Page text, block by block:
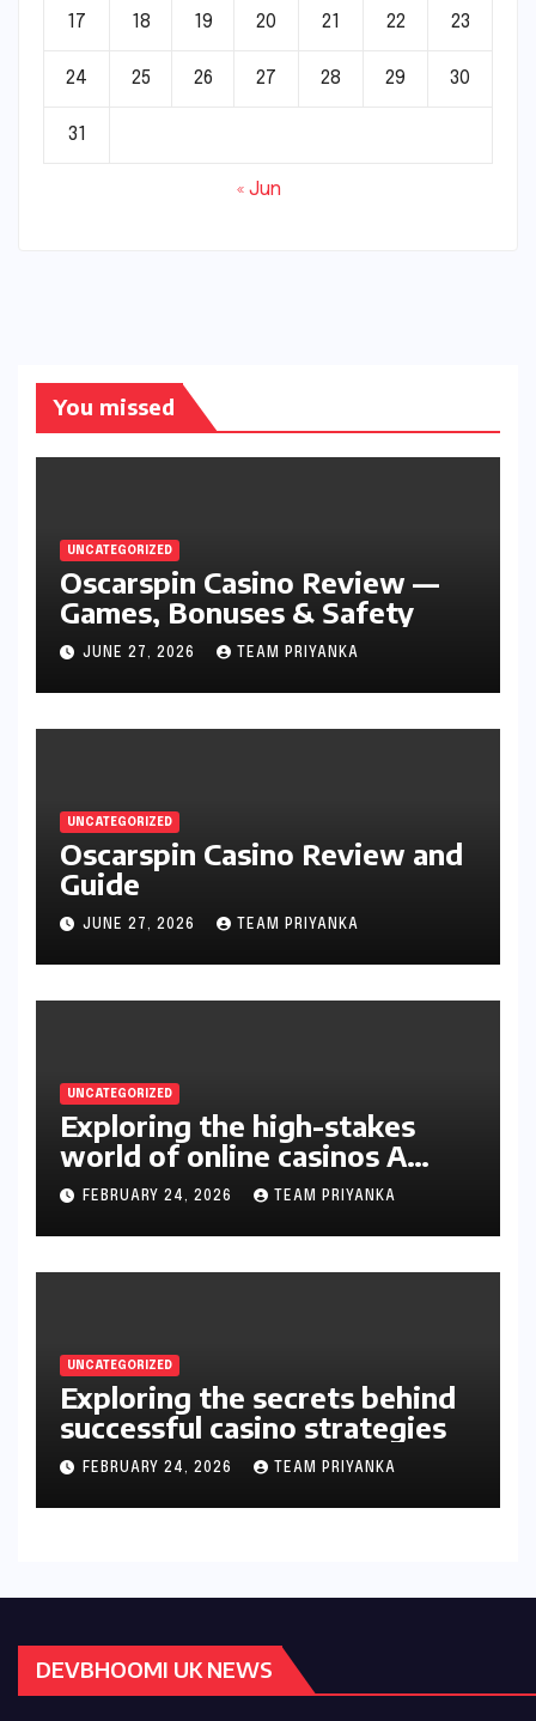
17 18 19 20 21 22 23
24 25 26 27 28 29 30
31
« Jun
You missed
UNCATEGORIZED
Oscarspin Casino Review —
Games, Bonuses & Safety
JUNE 27, 2026 TEAM PRIYANKA
UNCATEGORIZED
Oscarspin Casino Review and
Guide
JUNE 27, 2026 TEAM PRIYANKA
UNCATEGORIZED
Exploring the high-stakes
world of online casinos A
gambler’s guide
FEBRUARY 24, 2026 TEAM PRIYANKA
UNCATEGORIZED
Exploring the secrets behind
successful casino strategies
FEBRUARY 24, 2026 TEAM PRIYANKA
DEVBHOOMI UK NEWS